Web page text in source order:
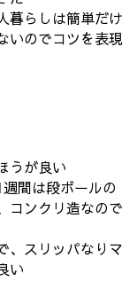
暮らしは簡単だけ
いのでコツを表現
うが良い
間は段ボールの
コンクリ造なので
、スリッパなりマ
い